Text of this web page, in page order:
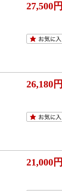
27,500円
26,180円
21,000円